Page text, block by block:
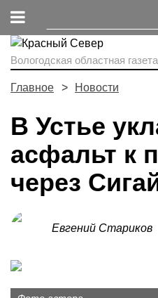
Вологодская областная
Главное Новости
В Устье
асфальт к
через
Евгений Стариков